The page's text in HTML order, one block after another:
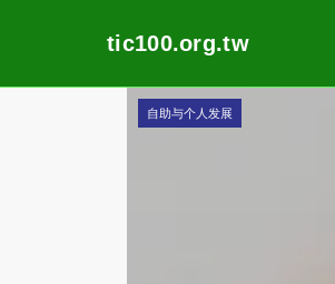
tic100.org.tw
自助与个人发展